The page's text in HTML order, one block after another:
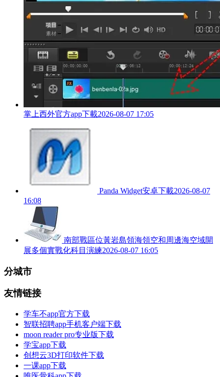
掌上西外官方app下載2026-08-07 17:05
Panda Widget安卓下載2026-08-07
16:08
南部戰區位黃岩島領海領空和周邊海空域開
展多個實戰化科目演練2026-08-07 16:05
分城市
友情链接
学车不app官方下载
智联招聘app手机客户端下载
moon reader pro专业版下载
学宝app下载
创想云3D打印软件下载
一课app下载